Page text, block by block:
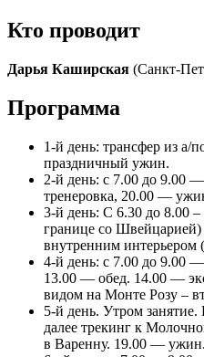
Кто проводит
Дарья Каширская (Санкт-
Программа
1-й день: трансфер из а/
праздничный ужин.
2-й день: с 7.00 до 9.00
тренеровка, 20.00 —
3-й день: С 6.30 до 8.00
границе со Швейцарией)
внутренним интерьером
4-й день: с 7.00 до 9.00
13.00 — обед. 14.00 —
видом на Монте Розу –
5-й день. Утром
далее трекинг к
в Варенну. 19.00 — ужин.